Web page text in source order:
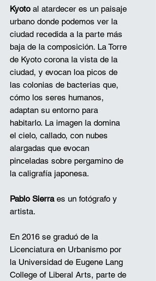
Kyotoal atardecer es un paisaje
urbano donde podemos ver la
ciudad recedida a la parte más
baja de la composición. La Torre
de Kyoto corona la vista de la
ciudad, y evocan loa picos de
las colonias de bacterias que,
cómo los seres humanos,
adaptan su entorno para
habitarlo. La imagen la domina
el cielo, callado, con nubes
alargadas que evocan
pinceladas sobre pergamino de
la caligrafía japonesa.
Pablo Sierra es un fotógrafo y
artista.
En 2016 se graduó de la
Licenciatura en Urbanismo por
la Universidad de Eugene Lang
College of Liberal Arts, parte de